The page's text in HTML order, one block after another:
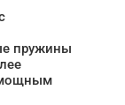
пружины